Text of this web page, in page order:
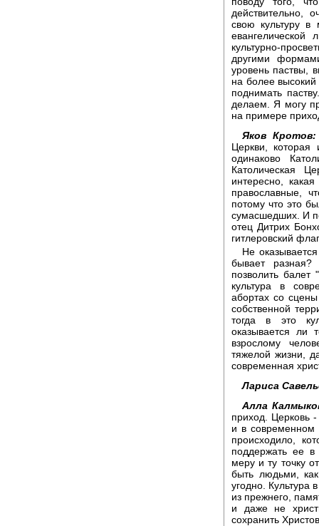
действительно,
свою культуру
евангелической
культурно-
другими
уровень паствы,
на более высокий
поднимать
делаем. Я могу
на примере
Яков Кротов:
Церкви,
одинаково
Католическая
интересно,
православные,
потому что это
сумасшедших. И
отец Дитрих
гитлеровский
Не
бывает
позволить
культура в
абортах со
собственной
тогда в это
оказывается ли
взрослому
тяжелой жизни,
современная
Лариса
Алла
приход. Церковь
и в
происходило,
поддержать ее
меру и ту точку
быть людьми,
угодно. Культура
из прежнего,
и даже не
сохранить